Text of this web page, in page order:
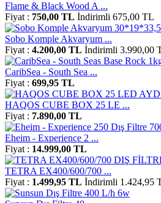
Flame & Black Wood A ...
Fiyat : 750,00 TL İndirimli 675,00 TL
Sobo Komple Akvaryum ...
Fiyat : 4.200,00 TL İndirimli 3.990,00
CaribSea - South Sea ...
Fiyat : 699,95 TL
HAQOS CUBE BOX 25 LE ...
Fiyat : 7.890,00 TL
Eheim - Experience 2 ...
Fiyat : 14.999,00 TL
TETRA EX400/600/700 ...
Fiyat : 1.499,95 TL İndirimli 1.424,95